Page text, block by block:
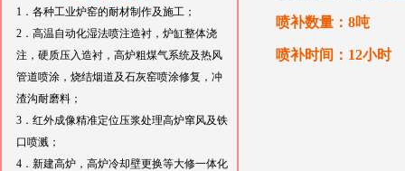
1．各种工业炉窑的耐材制作及施工；
2．高温自动化湿法喷注造衬，炉缸整体浇
注，硬质压入造衬，高炉粗煤气系统及热风
管道喷涂，烧结烟道及石灰窑喷涂修复，冲
渣沟耐磨料；
3．红外成像精准定位压浆处理高炉窜风及铁
口喷溅；
4．新建高炉，高炉冷却壁更换等大修一体化
喷补数量：8吨
喷补时间：12小时